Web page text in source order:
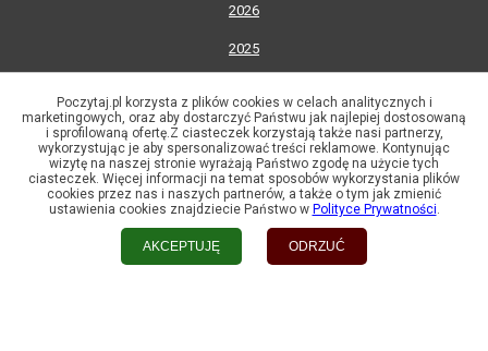
2026
2025
2023
2022
2021
Poczytaj.pl korzysta z plików cookies w celach analitycznych i
marketingowych, oraz aby dostarczyć Państwu jak najlepiej dostosowaną
i sprofilowaną ofertę.Z ciasteczek korzystają także nasi partnerzy,
wykorzystując je aby spersonalizować treści reklamowe. Kontynując
wizytę na naszej stronie wyrażają Państwo zgodę na użycie tych
ciasteczek. Więcej informacji na temat sposobów wykorzystania plików
cookies przez nas i naszych partnerów, a także o tym jak zmienić
ustawienia cookies znajdziecie Państwo w Polityce Prywatności.
AKCEPTUJĘ ODRZUĆ